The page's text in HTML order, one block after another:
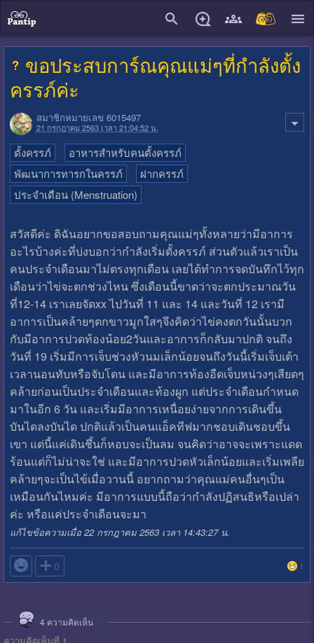
ขอประสบการ์ณคุณแม่ๆที่กำลังตั้ง
ครรภ์ค่ะ
สมาชิกหมายเลข 6015497
21 กรกฎาคม 2563 เวลา 21:04:52 น.
ตั้งครรภ์
อาหารสำหรับคนตั้งครรภ์
พัฒนาการทารกในครรภ์
ฝากครรภ์
ประจำเดือน (Menstruation)
สวัสดีค่ะ ดิฉันอยากขอสอบถามคุณแม่ๆทั้งหลายว่ามีอาการ
อะไรบ้างค่ะที่บ่งบอกว่ากำลังเริ่มตั้งครรภ์ ส่วนตัวแล้วเราเป็น
คนประจำเดือนมาไม่ตรงทุกเดือน เลยได้ทำการจดบันทึกไว้ทุก
เดือนว่าไข่จะตกช่วงไหน ซึ่งเดือนนี้ขาดว่าจะตกประมาณวัน
ที่12-14 เราเลยจัดxx ไปวันที่ 11 และ 14 และวันที่ 12 เรามี
อาการเป็นคล้ายๆตกขาวมูกใสๆจึงคิดว่าไข่คงตกวันนั้นบวก
กับมีอาการปวดท้องน้อย2วันและอาการก็กลับมาปกติ จนถึง
วันที่ 19 เริ่มมีการเจ็บช่วงหัวนมเล็กน้อยจนถึงวันนี้เริ่มเจ็บเต้า
เวลานอนทับหรือจับโดน และมีอาการท้องอืดเจ็บหน่วงๆเสียดๆ
คล้ายก่อนเป็นประจำเดือนและท้องผูก แต่ประจำเดือนกำหนด
มาในอีก 6 วัน และเริ่มมีอาการเหนื่อยง่ายจากการเดินขึ้น
บันไดลงบันได ปกติแล้วเป็นคนแอ็คทีฟมากชอบเดินชอบขึ้น
เขา แต่นี้แค่เดินชึ้นก็หอบจะเป็นลม จนคิดว่าอาจจะเพราะแดด
ร้อนแต่ก็ไม่น่าจะใช่ และมีอาการปวดหัวเล็กน้อยและเริ่มเพลีย
คล้ายๆจะเป็นไข้เมื่อวานนี้ อยากถามว่าคุณแม่คนอื่นๆเป็น
เหมือนกันไหมค่ะ มีอาการแบบนี้ถือว่ากำลังปฏิสนธิหรือเปล่า
ค่ะ หรือแค่ประจำเดือนจะมา
แก้ไขข้อความเมื่อ 22 กรกฎาคม 2563 เวลา 14:43:27 น.
 0 1
4 ความคิดเห็น
ความคิดเห็นที่ 1
close